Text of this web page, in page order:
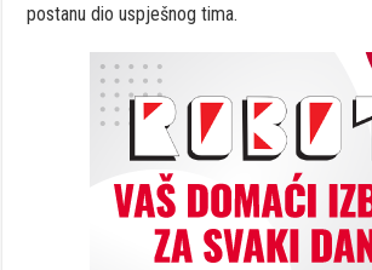
postanu dio uspješnog tima.